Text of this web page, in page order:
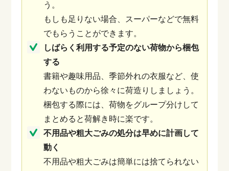
う。
もしも足りない場合、スーパーなどで無料
でもらうことができます。
しばらく利用する予定のない荷物から梱包
する
書籍や趣味用品、季節外れの衣服など、使
わないものから徐々に荷造りしましょう。
梱包する際には、荷物をグループ分けして
まとめると荷解き時に楽です。
不用品や粗大ごみの処分は早めに計画して
動く
不用品や粗大ごみは簡単には捨てられない